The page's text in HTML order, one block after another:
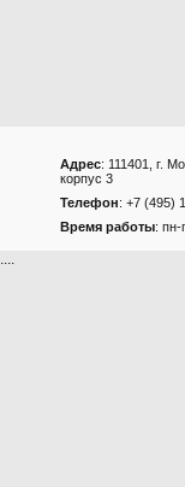
Адрес: 111401, г.
корпус 3
Телефон: +7 (495)
Время работы: пн-
....